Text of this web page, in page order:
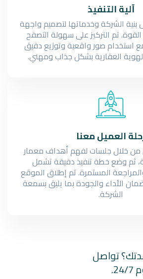
آلية التنفيذ
بنية الشركة وخدماتها لتصميم واجهة
تم التركيز على سهولة التصفح
استخدام صور واقعية وتوزيع دقيق
العقارية بشكل جذاب ومهني.
العميل معنا
من خلال جلسات لفهم أهداف معمار
ثم وضع خطة تنفيذ دقيقة تشمل
والمراجعة المستمرة. تم إطلاق الموقع
الأداء والجودة بما يليق بسمعة
الشركة.
تواصل